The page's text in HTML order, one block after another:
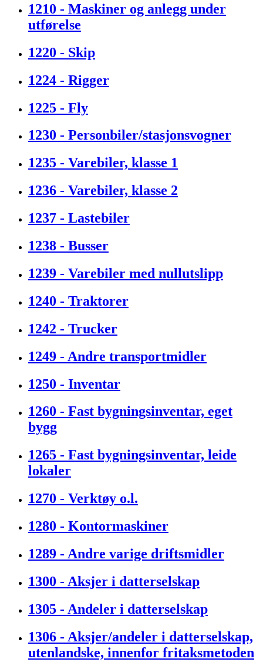
1210 - Maskiner og anlegg under
utførelse
1220 - Skip
1224 - Rigger
1225 - Fly
1230 - Personbiler/stasjonsvogner
1235 - Varebiler, klasse 1
1236 - Varebiler, klasse 2
1237 - Lastebiler
1238 - Busser
1239 - Varebiler med nullutslipp
1240 - Traktorer
1242 - Trucker
1249 - Andre transportmidler
1250 - Inventar
1260 - Fast bygningsinventar, eget
bygg
1265 - Fast bygningsinventar, leide
lokaler
1270 - Verktøy o.l.
1280 - Kontormaskiner
1289 - Andre varige driftsmidler
1300 - Aksjer i datterselskap
1305 - Andeler i datterselskap
1306 - Aksjer/andeler i datterselskap,
utenlandske, innenfor fritaksmetoden